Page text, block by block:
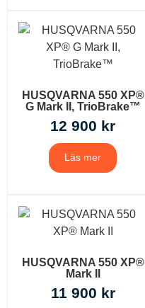
HUSQVARNA 550 XP®
G Mark II, TrioBrake™
12 900 kr
Läs mer
HUSQVARNA 550 XP®
Mark II
11 900 kr